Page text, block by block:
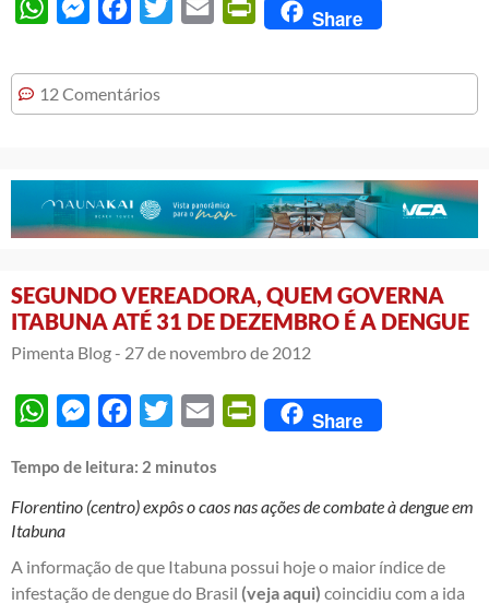
WhatsAppMessengerFacebook
Twitter Email PrintFriendly
Share
12 Comentários
SEGUNDO VEREADORA, QUEM GOVERNA
ITABUNA ATÉ 31 DE DEZEMBRO É A DENGUE
Pimenta Blog - 27 de novembro de 2012
WhatsAppMessengerFacebook
Twitter Email PrintFriendly
Share
Tempo de leitura: 2 minutos
Florentino (centro) expôs o caos nas ações de combate à dengue em
Itabuna
A informação de que Itabuna possui hoje o maior índice de
infestação de dengue do Brasil (veja aqui) coincidiu com a ida